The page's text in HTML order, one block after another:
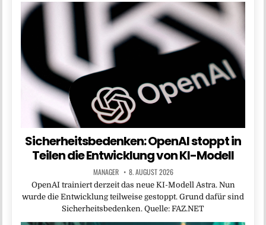
Sicherheitsbedenken: OpenAI stoppt in
Teilen die Entwicklung von KI-Modell
MANAGER 8. AUGUST 2026
OpenAI trainiert derzeit das neue KI-Modell Astra. Nun
wurde die Entwicklung teilweise gestoppt. Grund dafür sind
Sicherheitsbedenken. Quelle: FAZ.NET